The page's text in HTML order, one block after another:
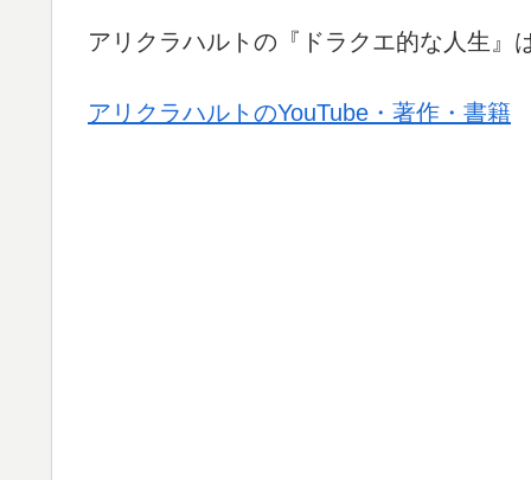
アリクラハルトの『ドラクエ的な人生』
アリクラハルトのYouTube・著作・書籍